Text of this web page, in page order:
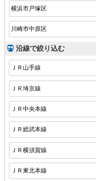
横浜市戸塚区
川崎市中原区
沿線で絞り込む
ＪＲ山手線
ＪＲ埼京線
ＪＲ中央本線
ＪＲ総武本線
ＪＲ横須賀線
ＪＲ東北本線